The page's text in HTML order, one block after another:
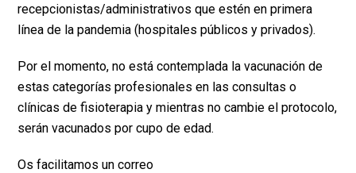
recepcionistas/administrativos que estén en primera
línea de la pandemia (hospitales públicos y privados).
Por el momento, no está contemplada la vacunación de
estas categorías profesionales en las consultas o
clínicas de fisioterapia y mientras no cambie el protocolo,
serán vacunados por cupo de edad.
Os facilitamos un correo